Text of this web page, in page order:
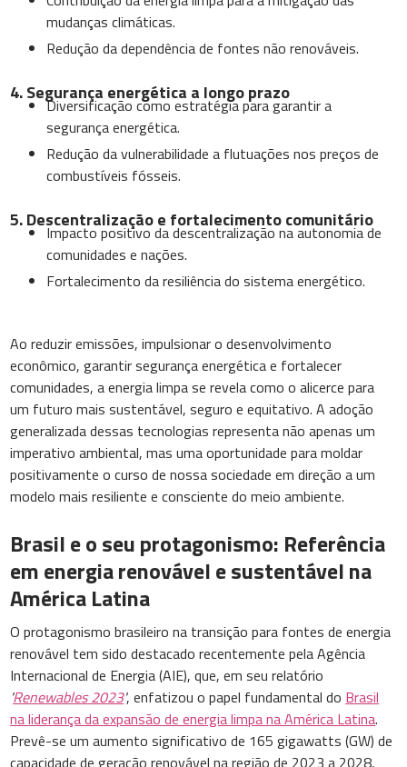
mudanças climáticas.
Redução da dependência de fontes não renováveis.
4. Segurança energética a longo prazo
Diversificação como estratégia para garantir a
segurança energética.
Redução da vulnerabilidade a flutuações nos preços de
combustíveis fósseis.
5. Descentralização e fortalecimento comunitário
Impacto positivo da descentralização na autonomia de
comunidades e nações.
Fortalecimento da resiliência do sistema energético.
Ao reduzir emissões, impulsionar o desenvolvimento
econômico, garantir segurança energética e fortalecer
comunidades, a energia limpa se revela como o alicerce para
um futuro mais sustentável, seguro e equitativo. A adoção
generalizada dessas tecnologias representa não apenas um
imperativo ambiental, mas uma oportunidade para moldar
positivamente o curso de nossa sociedade em direção a um
modelo mais resiliente e consciente do meio ambiente.
Brasil e o seu protagonismo: Referência
em energia renovável e sustentável na
América Latina
O protagonismo brasileiro na transição para fontes de energia
renovável tem sido destacado recentemente pela Agência
Internacional de Energia (AIE), que, em seu relatório
'Renewables 2023', enfatizou o papel fundamental do Brasil
na liderança da expansão de energia limpa na América Latina.
Prevê-se um aumento significativo de 165 gigawatts (GW) de